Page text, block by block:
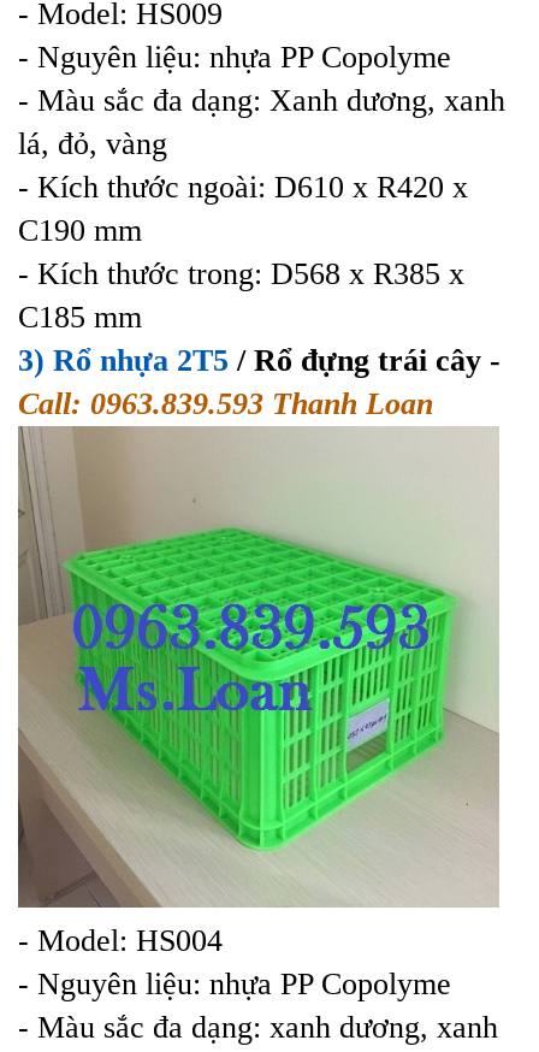
- Model: HS009
- Nguyên liệu: nhựa PP Copolyme
- Màu sắc đa dạng: Xanh dương, xanh
lá, đỏ, vàng
- Kích thước ngoài: D610 x R420 x
C190 mm
- Kích thước trong: D568 x R385 x
C185 mm
3) Rổ nhựa 2T5 / Rổ đựng trái cây -
Call: 0963.839.593 Thanh Loan
- Model: HS004
- Nguyên liệu: nhựa PP Copolyme
- Màu sắc đa dạng: xanh dương, xanh